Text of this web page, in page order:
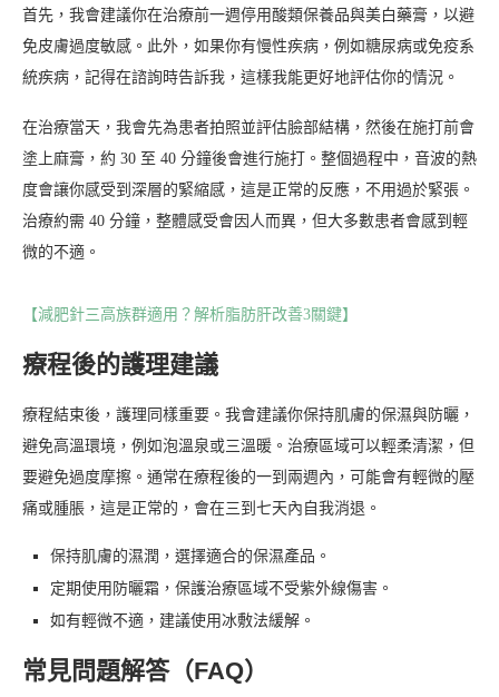
首先，我會建議你在治療前一週停用酸類保養品與美白藥膏，以避
免皮膚過度敏感。此外，如果你有慢性疾病，例如糖尿病或免疫系
統疾病，記得在諮詢時告訴我，這樣我能更好地評估你的情況。
在治療當天，我會先為患者拍照並評估臉部結構，然後在施打前會
塗上麻膏，約 30 至 40 分鐘後會進行施打。整個過程中，音波的熱
度會讓你感受到深層的緊縮感，這是正常的反應，不用過於緊張。
治療約需 40 分鐘，整體感受會因人而異，但大多數患者會感到輕
微的不適。
【減肥針三高族群適用？解析脂肪肝改善3關鍵】
療程後的護理建議
療程結束後，護理同樣重要。我會建議你保持肌膚的保濕與防曬，
避免高溫環境，例如泡溫泉或三溫暖。治療區域可以輕柔清潔，但
要避免過度摩擦。通常在療程後的一到兩週內，可能會有輕微的壓
痛或腫脹，這是正常的，會在三到七天內自我消退。
保持肌膚的濕潤，選擇適合的保濕產品。
定期使用防曬霜，保護治療區域不受紫外線傷害。
如有輕微不適，建議使用冰敷法緩解。
常見問題解答（FAQ）